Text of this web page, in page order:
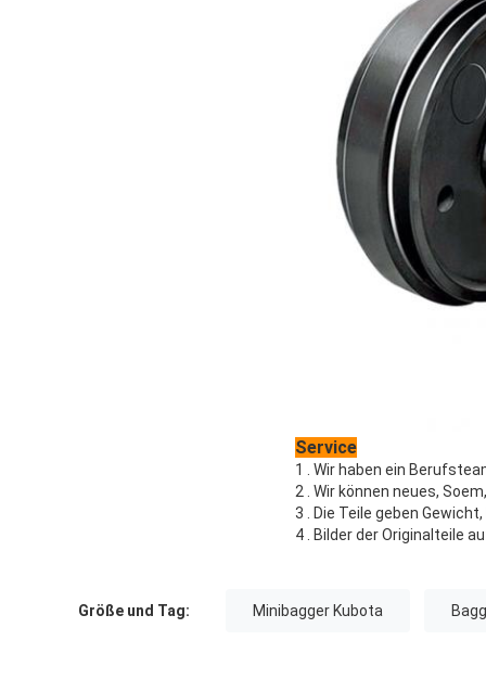
Service
1 . Wir haben ein
2 . Wir können neues,
3 . Die Teile geben
4 . Bilder der Originalteile
Größe und Tag: Minibagger Kubota